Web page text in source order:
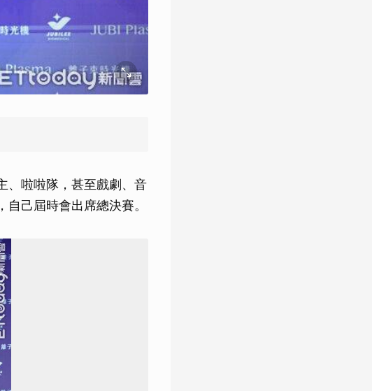
、啦啦隊，甚至戲劇、音
己屆時會出席總決賽。